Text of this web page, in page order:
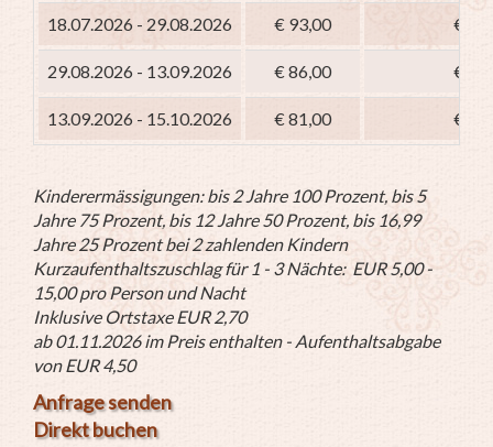
18.07.2026 - 29.08.2026 € 93,00 €
29.08.2026 - 13.09.2026 € 86,00 €
13.09.2026 - 15.10.2026 € 81,00 €
Kinderermässigungen: bis 2 Jahre 100 Prozent, bis 5
Jahre 75 Prozent, bis 12 Jahre 50 Prozent, bis 16,99
Jahre 25 Prozent bei 2 zahlenden Kindern
Kurzaufenthaltszuschlag für 1 - 3 Nächte: EUR 5,00 -
15,00 pro Person und Nacht
Inklusive Ortstaxe EUR 2,70
ab 01.11.2026 im Preis enthalten - Aufenthaltsabgabe
von EUR 4,50
Anfrage senden
Direkt buchen